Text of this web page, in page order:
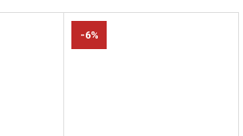
-6%